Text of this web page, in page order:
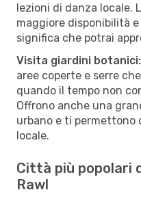
lezioni di danza locale.
maggiore disponibilità
significa che potrai
Visita giardini botanici:
aree coperte e serre
quando il tempo non
Offrono anche una
urbano e ti permettono
locale.
Città più popolari
Rawl